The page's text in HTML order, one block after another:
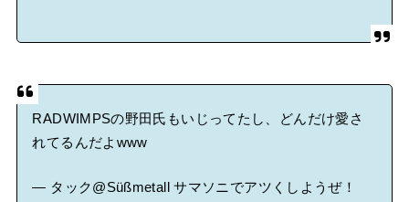
RADWIMPSの野田氏もいじってたし、どんだけ愛さ
れてるんだよwww
— タック@Süßmetall サマソニでアツくしようぜ！